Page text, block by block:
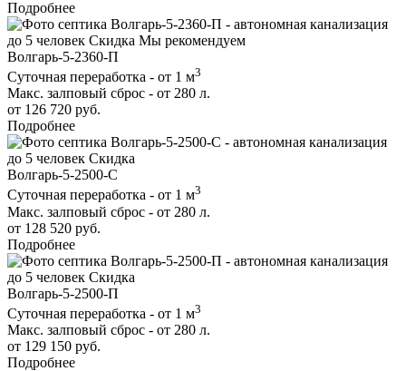
Подробнее
до 5 человек Скидка Мы рекомендуем
Волгарь-5-2360-П
Суточная переработка - от 1 м3
Макс. залповый сброс - от 280 л.
от 126 720 руб.
Подробнее
до 5 человек Скидка
Волгарь-5-2500-С
Суточная переработка - от 1 м3
Макс. залповый сброс - от 280 л.
от 128 520 руб.
Подробнее
до 5 человек Скидка
Волгарь-5-2500-П
Суточная переработка - от 1 м3
Макс. залповый сброс - от 280 л.
от 129 150 руб.
Подробнее